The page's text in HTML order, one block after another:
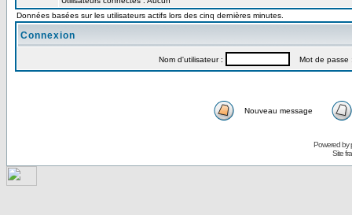
Données basées sur les utilisateurs actifs lors des cinq dernières minutes.
Connexion
Nom d'utilisateur : Mot de passe
Nouveau message
Powered by
Site